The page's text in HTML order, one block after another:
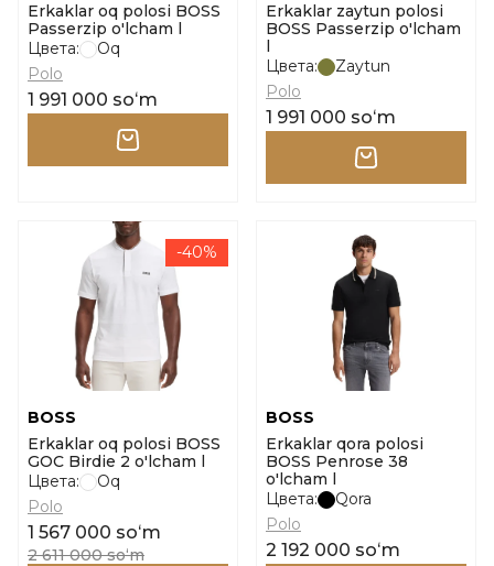
Erkaklar oq polosi BOSS
Passerzip o'lcham l
Цвета:
Oq
Polo
1 991 000 soʻm
Erkaklar zaytun polosi
BOSS Passerzip o'lcham
l
Цвета:
Zaytun
Polo
1 991 000 soʻm
-40%
BOSS
Erkaklar oq polosi BOSS
GOC Birdie 2 o'lcham l
Цвета:
Oq
Polo
1 567 000 soʻm
2 611 000 soʻm
BOSS
Erkaklar qora polosi
BOSS Penrose 38
o'lcham l
Цвета:
Qora
Polo
2 192 000 soʻm